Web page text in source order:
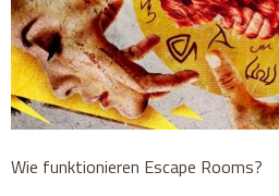
Wie funktionieren Escape Rooms?